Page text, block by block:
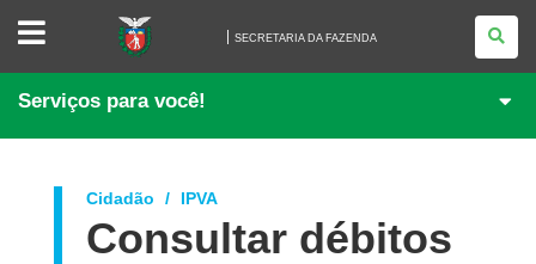
SECRETARIA
FAZENDA
SECRETARIA DA FAZENDA
Serviços para você!
Cidadão IPVA
Consultar débitos